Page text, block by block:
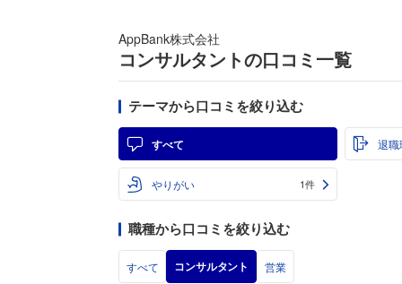
AppBank株式会社
コンサルタントの口コミ一覧
テーマから口コミを絞り込む
すべて 退職
やりがい 1件
職種から口コミを絞り込む
すべて コンサルタント 営業